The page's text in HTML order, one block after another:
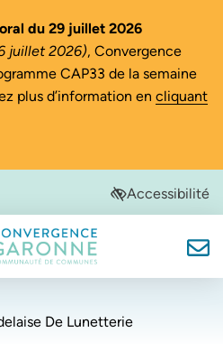
du 29 juillet 2026
juillet 2026), Convergence
CAP33 de la semaine
plus d’information en cliquant
onglet)onglet)
un nouvel onglet)
un nouvel onglet)Accessibilité
Convergence Garonne
De Lunetterie